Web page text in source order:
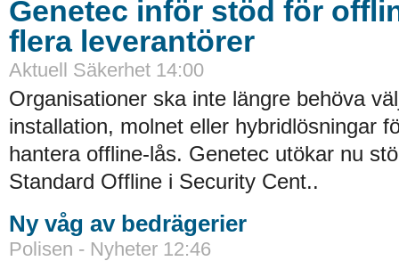
Genetec inför stöd för
flera leverantörer
Aktuell Säkerhet 14:00
Organisationer ska inte längre behöva
installation, molnet eller hybridlösningar
hantera offline-lås. Genetec utökar nu
Standard Offline i Security Cent..
Ny våg av bedrägerier
Polisen - Nyheter 12:46